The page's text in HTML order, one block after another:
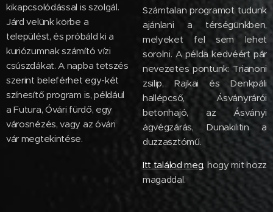
kikapcsolódással is szolgál.
Járd velünk körbe a
települést, és próbáld ki a
kuriózumnak számító vízi
csúszdákat. A napba tetszés
szerint beleférhet egy-két
színesítő program is, például
a Futura, Óvári fürdő, egy
városnézés, vagy az óvári
vár megtekintése.
Számtalan programot tudunk
ajánlani a térségünkben,
melyeket fel sem lehet
sorolni. A példa kedvéért pár
nevezetes pontunk: Trianoni
zsilip, Rajkai és Denkpáli
hallépcső, Ásványrárói
betonhajó, az Ásványi
ágvégzárás, Dunakilitin a
duzzasztómű.
Itt találod meg, hogy mit hozz
magaddal.